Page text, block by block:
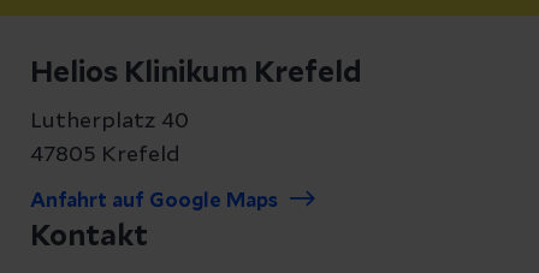
Helios Klinikum Krefeld
Lutherplatz 40
47805 Krefeld
Anfahrt auf Google Maps
Kontakt